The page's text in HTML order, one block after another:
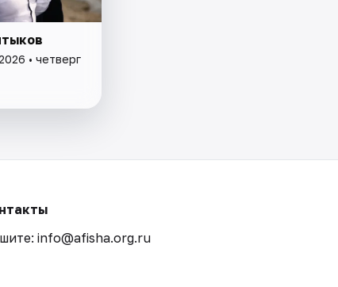
• четверг
info@afisha.org.ru